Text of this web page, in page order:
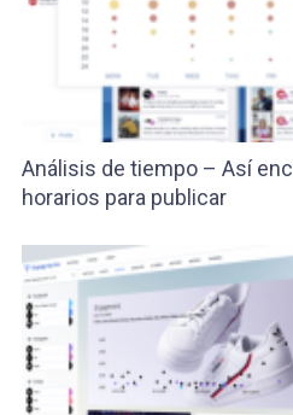
Análisis de tiempo – Así
horarios para publicar